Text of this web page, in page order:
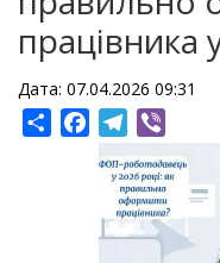
працівника
Дата: 07.04.2026 09:31
ShareFacebookTelegram